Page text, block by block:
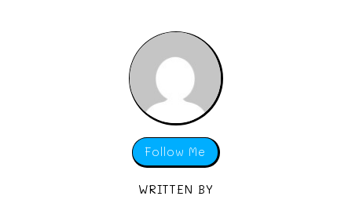
Follow Me
WRITTEN BY